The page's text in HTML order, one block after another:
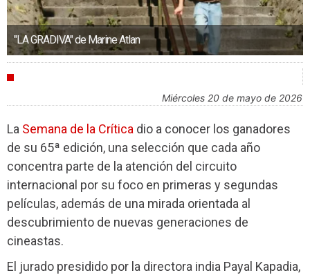
"LA GRADIVA" de Marine Atlan
miércoles 20 de mayo de 2026
La Semana de la Crítica dio a conocer los ganadores
de su 65ª edición, una selección que cada año
concentra parte de la atención del circuito
internacional por su foco en primeras y segundas
películas, además de una mirada orientada al
descubrimiento de nuevas generaciones de
cineastas.
El jurado presidido por la directora india Payal Kapadia,